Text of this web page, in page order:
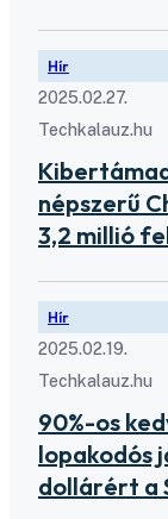
Hír
2025.02.27.
Techkalauz.hu
népszerű
3,2 millió
Hír
2025.02.19.
Techkalauz.hu
90%-os
lopakodós
dollárért a